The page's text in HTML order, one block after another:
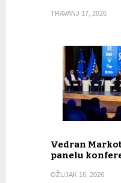
TRAVANJ 17, 2026
Vedran
panelu
OŽUJAK 16, 2026